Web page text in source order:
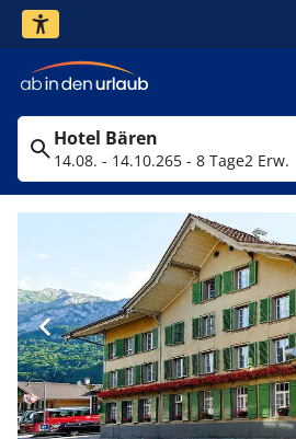
Hotel Bären
14.08. - 14.10.265 - 8 Tage2 Erw.